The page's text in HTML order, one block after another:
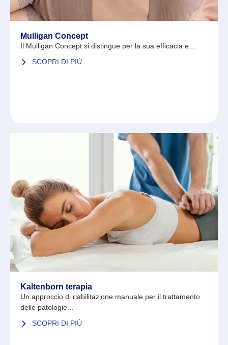
Mulligan Concept
Il Mulligan Concept si distingue per la sua efficacia e...
SCOPRI DI PIÙ
Kaltenborn terapia
Un approccio di riabilitazione manuale per il trattamento
delle patologie...
SCOPRI DI PIÙ